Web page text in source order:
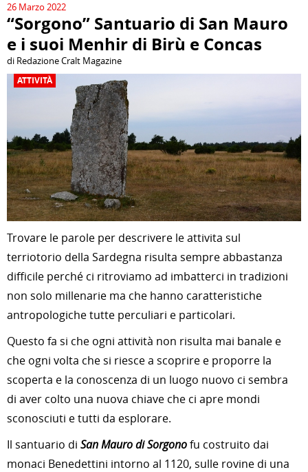
26 Marzo 2022
“Sorgono” Santuario di San Mauro
e i suoi Menhir di Birù e Concas
di Redazione Cralt Magazine
ATTIVITÀ
Trovare le parole per descrivere le attivita sul
terriotorio della Sardegna risulta sempre abbastanza
difficile perché ci ritroviamo ad imbatterci in tradizioni
non solo millenarie ma che hanno caratteristiche
antropologiche tutte perculiari e particolari.
Questo fa si che ogni attività non risulta mai banale e
che ogni volta che si riesce a scoprire e proporre la
scoperta e la conoscenza di un luogo nuovo ci sembra
di aver colto una nuova chiave che ci apre mondi
sconosciuti e tutti da esplorare.
Il santuario di San Mauro di Sorgonofu costruito dai
monaci Benedettini intorno al 1120, sulle rovine di una